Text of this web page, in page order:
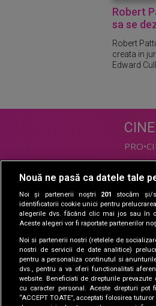
Robert
sa se
Robert
creata in
Edward
PRO•TV
Las
La
Nouă ne pasă ca datele tale
Noi și partenerii noștri 201
stocăm și/
identificatorii cookie unici pentru
alegerile dvs. făcând clic mai jos sau în
Aceste alegeri vor fi raportate partenerilor
Noi si partenerii nostri (retelele de
nostri de servicii de date analitice)
pentru a personaliza continutul si
dvs., pentru a va oferi functionalitati
website. Beneficiati de drepturile
cu caracter personal. Aceste drepturi pot
“ACCEPT TOATE”, acceptati folosirea